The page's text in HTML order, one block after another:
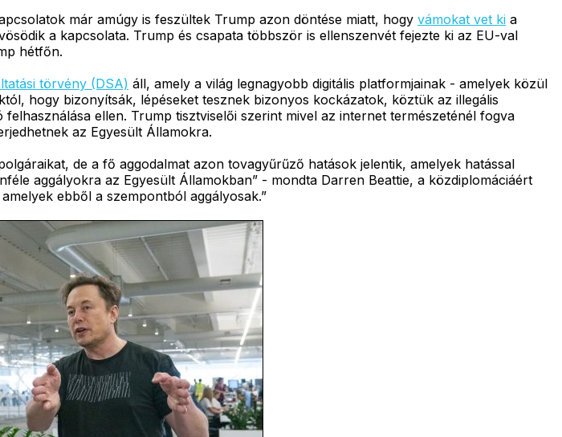
már amúgy is feszültek Trump azon döntése miatt, hogy vámokat vet ki a
a kapcsolata. Trump és csapata többször is ellenszenvét fejezte ki az EU-val
hétfőn.
törvény (DSA) áll, amely a világ legnagyobb digitális platformjainak - amelyek közül
hogy bizonyítsák, lépéseket tesznek bizonyos kockázatok, köztük az illegális
ellen. Trump tisztviselői szerint mivel az internet természeténél fogva
az Egyesült Államokra.
de a fő aggodalmat azon tovagyűrűző hatások jelentik, amelyek hatással
aggályokra az Egyesült Államokban” - mondta Darren Beattie, a közdiplomáciáért
ebből a szempontból aggályosak.”